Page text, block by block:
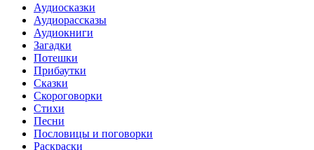
Аудиосказки
Аудиорассказы
Аудиокниги
Загадки
Потешки
Прибаутки
Сказки
Скороговорки
Стихи
Песни
Пословицы и поговорки
Раскраски